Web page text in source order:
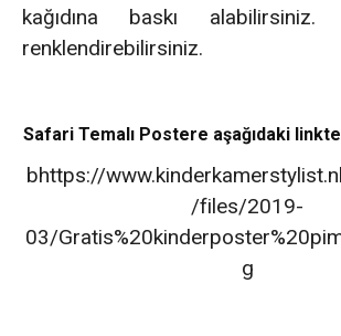
kağıdına baskı
renklendirebilirsiniz.
Safari Temalı Postere aşağıdaki
bhttps://
/files/2019-
03/
g